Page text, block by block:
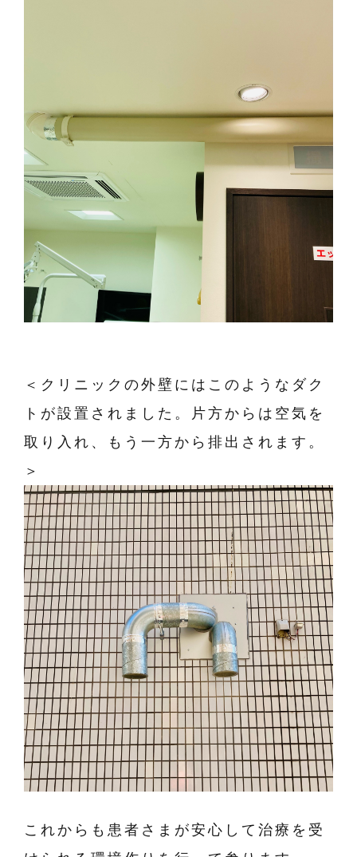
＜クリニックの外壁にはこのようなダク
トが設置されました。片方からは空気を
取り入れ、もう一方から排出されます。
＞
これからも患者さまが安心して治療を受